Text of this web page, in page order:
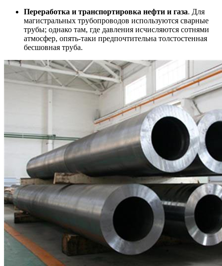
Переработка и транспортировка нефти и газа. Для
магистральных трубопроводов используются сварные
трубы; однако там, где давления исчисляются сотнями
атмосфер, опять-таки предпочтительна толстостенная
бесшовная труба.